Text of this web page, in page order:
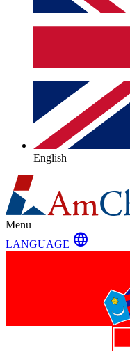
English
Menu
LANGUAGE language